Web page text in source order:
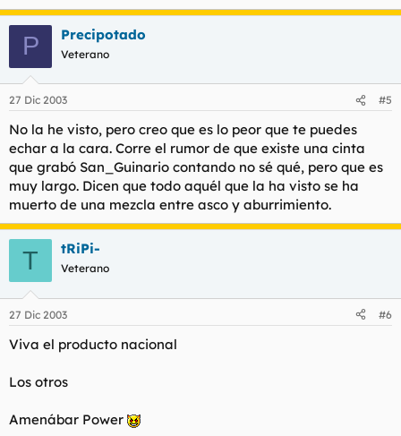
P Precipotado
Veterano
27 Dic 2003 #5
No la he visto, pero creo que es lo peor que te puedes
echar a la cara. Corre el rumor de que existe una cinta
que grabó San_Guinario contando no sé qué, pero que es
muy largo. Dicen que todo aquél que la ha visto se ha
muerto de una mezcla entre asco y aburrimiento.
T tRiPi-
Veterano
27 Dic 2003 #6
Viva el producto nacional
Los otros
Amenábar Power